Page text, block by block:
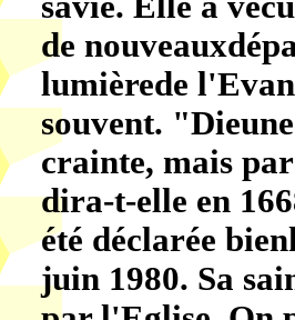
de
lumièrede
souvent.
crainte, mais
dira-t-elle en
été déclarée
juin 1980. Sa